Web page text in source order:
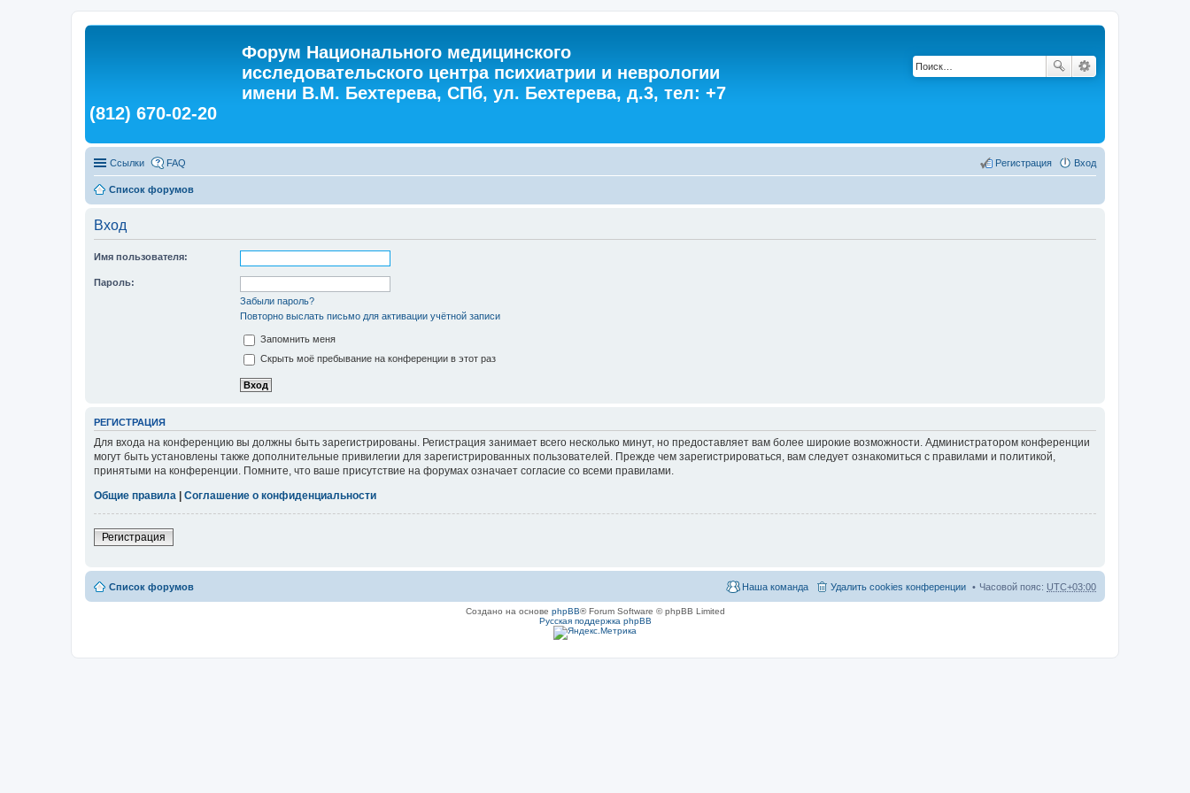
Форум Национального медицинского
исследовательского центра психиатрии и неврологии
имени В.М. Бехтерева, СПб, ул. Бехтерева, д.3, тел: +7
(812) 670-02-20
Ссылки FAQ Вход
Регистрация
Список форумов
Вход
Имя пользователя:
Пароль:
Забыли пароль?
Повторно выслать письмо для активации учётной записи
Запомнить меня
Скрыть моё пребывание на конференции в этот раз
РЕГИСТРАЦИЯ
Для входа на конференцию вы должны быть зарегистрированы. Регистрация занимает всего несколько минут, но предоставляет вам более широкие возможности. Администратором конференции
могут быть установлены также дополнительные привилегии для зарегистрированных пользователей. Прежде чем зарегистрироваться, вам следует ознакомиться с правилами и политикой,
принятыми на конференции. Помните, что ваше присутствие на форумах означает согласие со всеми правилами.
Общие правила
Соглашение о конфиденциальности
Регистрация
Список форумов Часовой пояс: UTC+03:00
Удалить cookies конференции
Наша команда
Создано на основе phpBB® Forum Software © phpBB Limited
Русская поддержка phpBB